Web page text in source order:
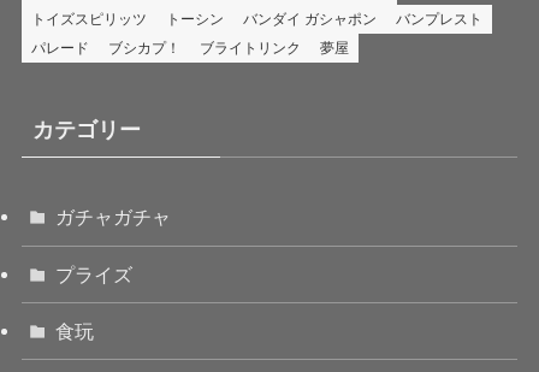
トイズスピリッツ
トーシン バンダイ ガシャポン
バンプレスト
パレード
ブシカプ！ ブライトリンク 夢屋
カテゴリー
ガチャガチャ
プライズ
食玩